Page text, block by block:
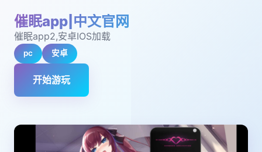
催眠app|中文官网
催眠app2,安卓IOS加载
pc 安卓
开始游玩